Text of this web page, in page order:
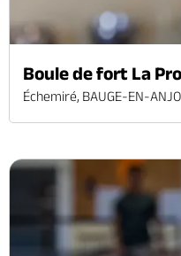
Boule de fort La
Échemiré, BAUGE-EN-